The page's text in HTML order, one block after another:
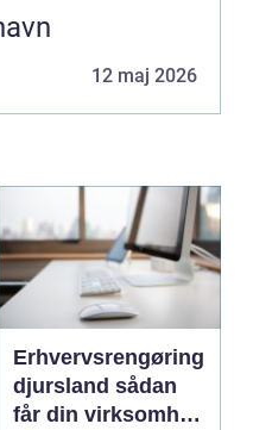
12 maj 2026
Erhvervsrengøring
djursland sådan
får din virksomhed